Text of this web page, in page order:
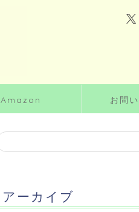
Amazon お問
アーカイブ